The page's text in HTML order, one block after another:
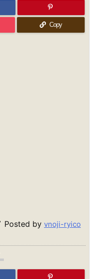
Copy
Posted by vnoji-ryico